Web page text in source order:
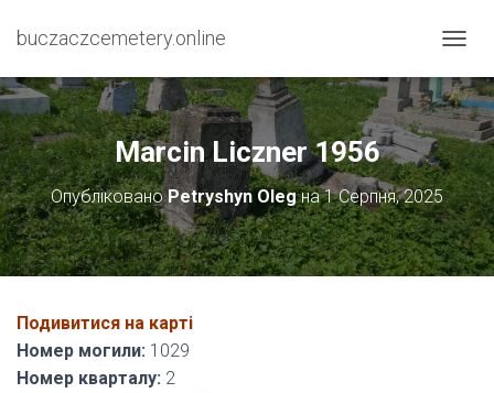
buczaczcemetery.online
Е
Р
Е
М
К
Н
У
Т
И
Н
Marcin Liczner 1956
ОпублікованоPetryshyn Olegна1 Серпня, 2025
Подивитися на карті
Номер могили: 1029
Номер кварталу: 2